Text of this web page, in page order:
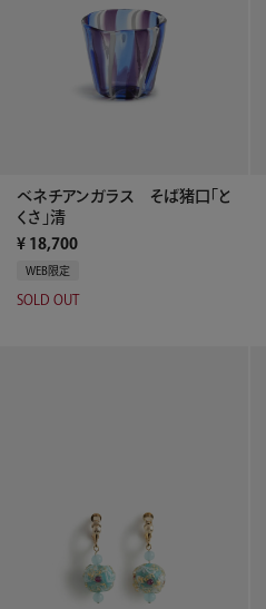
ベネチアンガラス そば猪口「と
くさ」清
¥ 18,700
WEB限定
SOLD OUT